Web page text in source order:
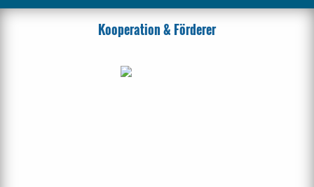
Kooperation & Förderer